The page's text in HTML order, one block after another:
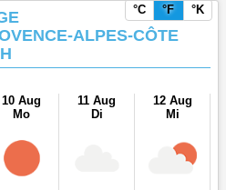
ALPES-CÔTE
°C °F °K
10 Aug
Mo
11 Aug
Di
12 Aug
Mi